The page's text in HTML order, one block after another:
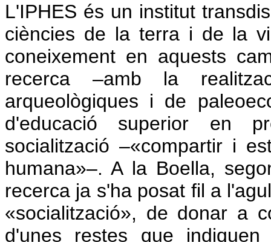
L'IPHES és un institut
ciències de la terra i de la
coneixement en aquests
recerca –amb la
arqueològiques i de
d'educació superior en
socialització –«compartir i
humana»–. A la Boella,
recerca ja s'ha posat fil a
«socialització», de donar a
d'unes restes que